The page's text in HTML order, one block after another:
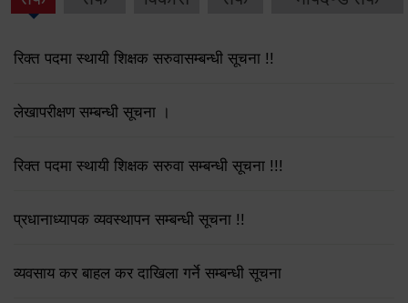
रिक्त पदमा स्थायी शिक्षक सरुवासम्बन्धी सूचना !!
लेखापरीक्षण सम्बन्धी सूचना ।
रिक्त पदमा स्थायी शिक्षक सरुवा सम्बन्धी सूचना !!!
प्रधानाध्यापक व्यवस्थापन सम्बन्धी सूचना !!
व्यवसाय कर बाहल कर दाखिला गर्ने सम्बन्धी सूचना